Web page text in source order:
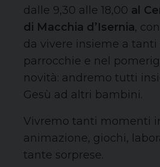
dalle 9,30 alle 18,00 al
di Macchia d’Isernia,
da vivere insieme a
parrocchie e nel
novità: andremo tutti
Gesù ad altri bambini.
Vivremo tanti momenti
animazione, giochi,
tante sorprese.